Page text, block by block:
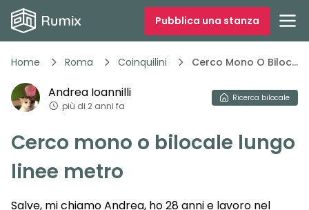
Pubblica una stanza
Home Roma Coinquilini Cerco Mono O Bilocale Lungo
Andrea Ioannilli
più di 2 anni fa
Ricerca bilocale
Cerco mono o bilocale lungo
linee metro
Salve, mi chiamo Andrea, ho 28 anni e lavoro nel